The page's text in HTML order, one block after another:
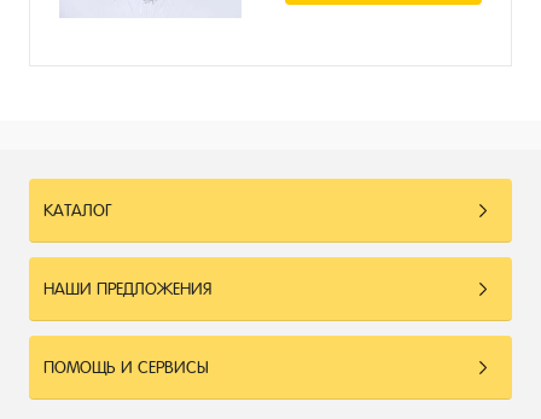
КАТАЛОГ
НАШИ ПРЕДЛОЖЕНИЯ
ПОМОЩЬ И СЕРВИСЫ